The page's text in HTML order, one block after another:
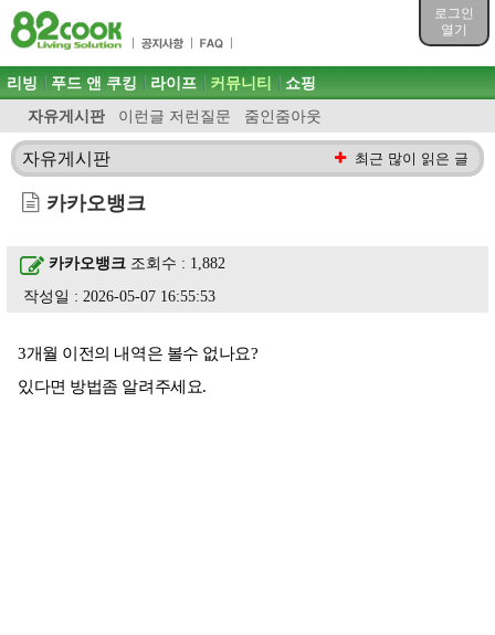
로그인
열기
목차
주메뉴 바로가기
컨텐츠 바로가기
검색 바로가기
로그인 바로가기
주메뉴
리빙 푸드 앤 쿠킹 라이프 커뮤니티
자유게시판 이런글 저런질문 줌인줌아웃
쇼핑
자유게시판 최근 많이 읽은 글
카카오뱅크
카카오뱅크 조회수 : 1,882
작성일 : 2026-05-07 16:55:53
3개월 이전의 내역은 볼수 없나요?
있다면 방법좀 알려주세요.